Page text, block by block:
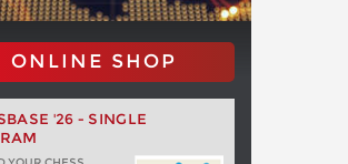
ONLINE SHOP
'26 - SINGLE